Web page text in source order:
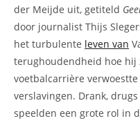
der Meijde uit, getiteld
door journalist Thijs
het turbulente leven van
terughoudendheid hoe hij
voetbalcarrière
verslavingen. Drank,
speelden een grote rol in